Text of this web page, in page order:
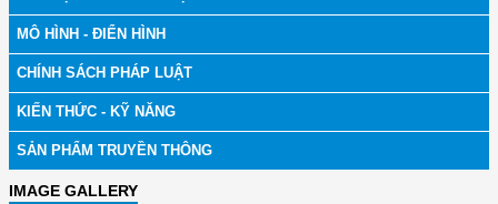
MÔ HÌNH - ĐIỂN HÌNH
CHÍNH SÁCH PHÁP LUẬT
KIẾN THỨC - KỸ NĂNG
SẢN PHẨM TRUYỀN THÔNG
IMAGE GALLERY